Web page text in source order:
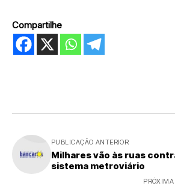
Compartilhe
PUBLICAÇÃO ANTERIOR
Milhares vão às ruas
sistema metroviário